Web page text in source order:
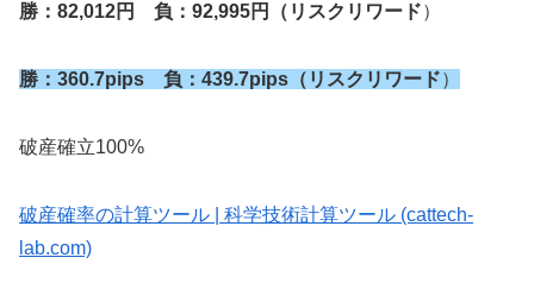
勝：82,012円 負：92,995円（リスクリワード）
勝：360.7pips 負：439.7pips（リスクリワード）
破産確立100%
破産確率の計算ツール | 科学技術計算ツール (cattech-
lab.com)